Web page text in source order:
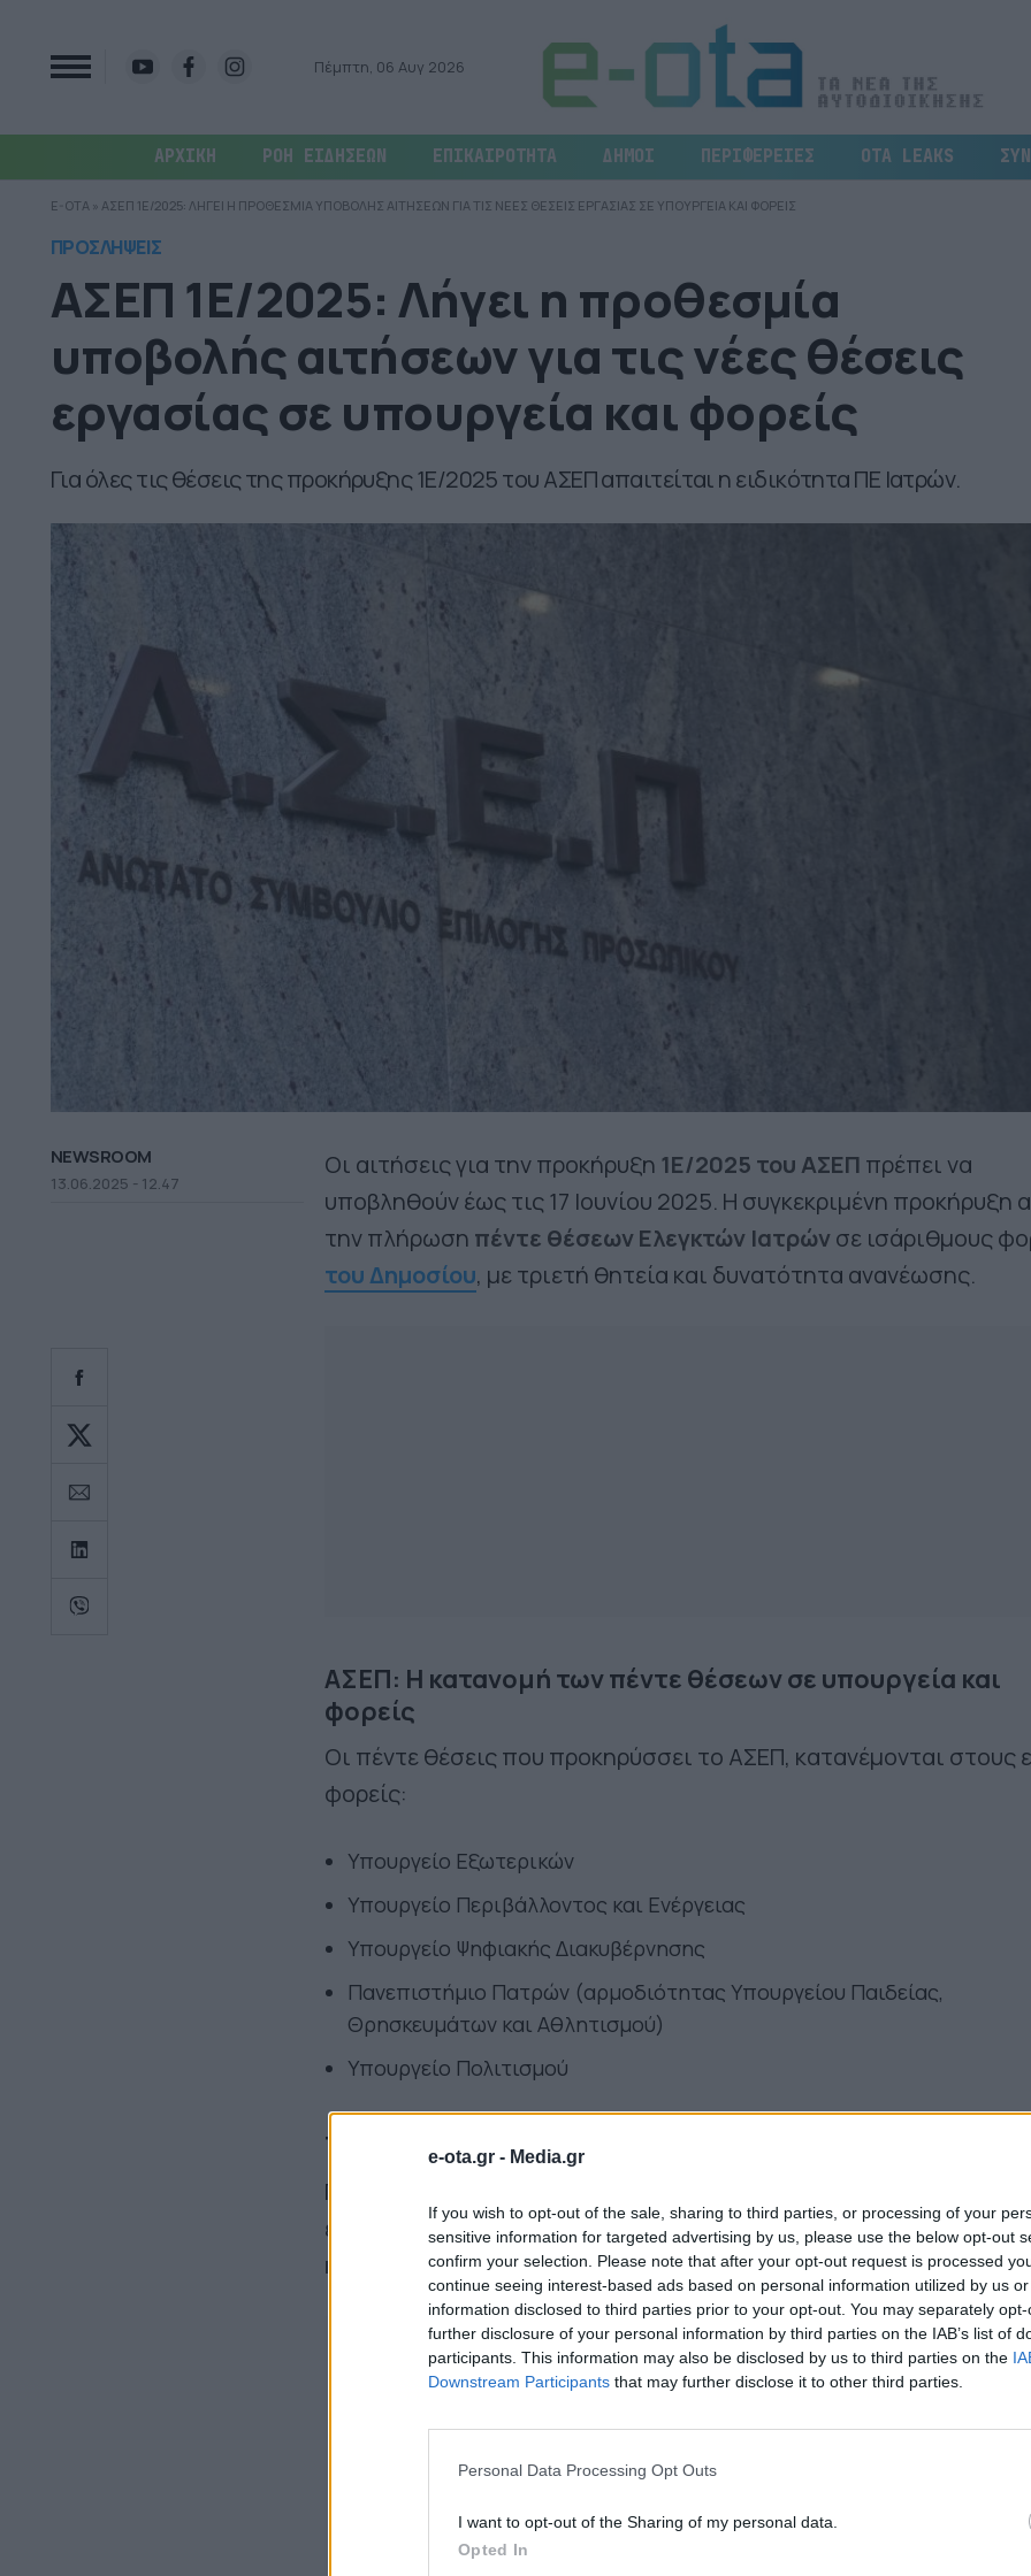
e-ota.gr - Media.gr
If you wish to opt-out of the sale, sharing to third parties, or processing of your
sensitive information for targeted advertising by us, please use the below opt-out
confirm your selection. Please note that after your opt-out request is processed
continue seeing interest-based ads based on personal information utilized by us
information disclosed to third parties prior to your opt-out. You may separately
further disclosure of your personal information by third parties on the IAB’s list of
participants. This information may also be disclosed by us to third parties on the
Downstream Participants that may further disclose it to other third parties.
Personal Data Processing Opt Outs
I want to opt-out of the Sharing of my personal data.
Opted In
Πέμπτη, 06 Αυγ 2026
ΑΡΧΙΚΗ ΡΟΗ ΕΙΔΗΣΕΩΝ ΕΠΙΚΑΙΡΟΤΗΤΑ ΔΗΜΟΙ ΠΕΡΙΦΕΡΕΙΕΣ OTA LEAKS
E-OTA » ΑΣΕΠ 1Ε/2025: ΛΗΓΕΙ Η ΠΡΟΘΕΣΜΙΑ ΥΠΟΒΟΛΗΣ ΑΙΤΗΣΕΩΝ ΓΙΑ ΤΙΣ ΝΕΕΣ ΘΕΣΕΙΣ ΕΡΓΑΣΙΑΣ ΣΕ ΥΠΟΥΡΓΕΙΑ ΚΑΙ ΦΟΡΕΙΣ
ΠΡΟΣΛΗΨΕΙΣ
ΑΣΕΠ 1Ε/2025: Λήγει η προθεσμία
υποβολής αιτήσεων για τις νέες θέσεις
εργασίας σε υπουργεία και φορείς
Για όλες τις θέσεις της προκήρυξης 1Ε/2025 του ΑΣΕΠ απαιτείται η ειδικότητα ΠΕ Ιατρών.
NEWSROOM
13.06.2025 - 12.47
Οι αιτήσεις για την προκήρυξη 1Ε/2025 του ΑΣΕΠ πρέπει να
υποβληθούν έως τις 17 Ιουνίου 2025. Η συγκεκριμένη προκήρυξη
την πλήρωση πέντε θέσεων Ελεγκτών Ιατρώνσε ισάριθμους
του Δημοσίου, με τριετή θητεία και δυνατότητα ανανέωσης.
ΑΣΕΠ: Η κατανομή των πέντε θέσεων σε υπουργεία και
φορείς
Οι πέντε θέσεις που προκηρύσσει το ΑΣΕΠ, κατανέμονται στους
φορείς:
Υπουργείο Εξωτερικών
Υπουργείο Περιβάλλοντος και Ενέργειας
Υπουργείο Ψηφιακής Διακυβέρνησης
Πανεπιστήμιο Πατρών (αρμοδιότητας Υπουργείου Παιδείας,
Θρησκευμάτων και Αθλητισμού)
Υπουργείο Πολιτισμού
Τα προσόντα που απαιτούνται
Για όλες τις θέσεις της προκήρυξης 1Ε/2025 του ΑΣΕΠ απαιτείται η
ειδικότητα ΠΕ Ιατρών, συγκεκριμέναΠΕ Ελεγκτών Ιατρών
ή Γενικής Ιατρικής.